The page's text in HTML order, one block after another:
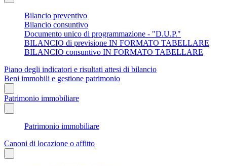
Bilancio preventivo
Bilancio consuntivo
Documento unico di programmazione - "D.U.P."
BILANCIO di previsione IN FORMATO TABELLARE
BILANCIO consuntivo IN FORMATO TABELLARE
Piano degli indicatori e risultati attesi di bilancio
Beni immobili e gestione patrimonio
Patrimonio immobiliare
Patrimonio immobiliare
Canoni di locazione o affitto